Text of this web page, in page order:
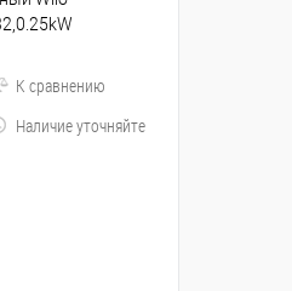
К сравнению
Наличие уточняйте